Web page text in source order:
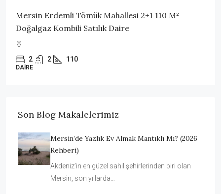
Mersin Erdemli Tömük Mahallesi 2+1 110 M²
Doğalgaz Kombili Satılık Daire
2 2 110
DAIRE
Son Blog Makalelerimiz
Mersin’de Yazlık Ev Almak Mantıklı Mı? (2026
Rehberi)
Akdeniz’in en güzel sahil şehirlerinden biri olan
Mersin, son yıllarda…